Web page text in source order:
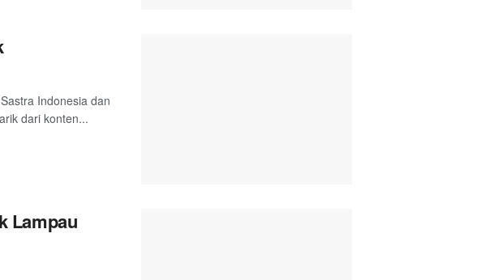
Indonesia dan
dari konten...
Lampau